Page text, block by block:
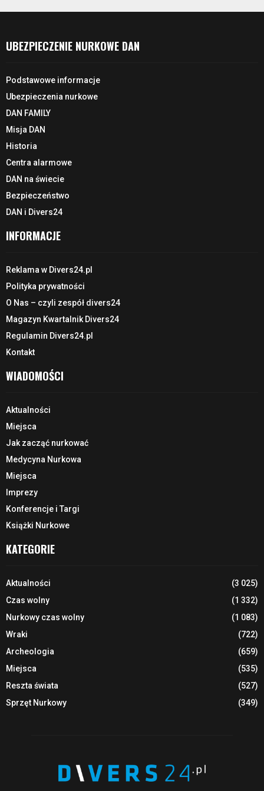
UBEZPIECZENIE NURKOWE DAN
Podstawowe informacje
Ubezpieczenia nurkowe
DAN FAMILY
Misja DAN
Historia
Centra alarmowe
DAN na świecie
Bezpieczeństwo
DAN i Divers24
INFORMACJE
Reklama w Divers24.pl
Polityka prywatności
O Nas – czyli zespół divers24
Magazyn Kwartalnik Divers24
Regulamin Divers24.pl
Kontakt
WIADOMOŚCI
Aktualności
Miejsca
Jak zacząć nurkować
Medycyna Nurkowa
Miejsca
Imprezy
Konferencje i Targi
Książki Nurkowe
KATEGORIE
Aktualności
(3 025)
Czas wolny
(1 332)
Nurkowy czas wolny
(1 083)
Wraki
(722)
Archeologia
(659)
Miejsca
(535)
Reszta świata
(527)
Sprzęt Nurkowy
(349)